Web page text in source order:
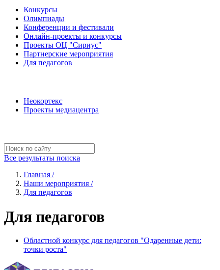
Конкурсы
Олимпиады
Конференции и фестивали
Онлайн-проекты и конкурсы
Проекты ОЦ "Сириус"
Партнерские мероприятия
Для педагогов
Неокортекс
Проекты медиацентра
Все результаты поиска
Главная /
Наши мероприятия /
Для педагогов
Для педагогов
Областной конкурс для педагогов "Одаренные дети:
точки роста"